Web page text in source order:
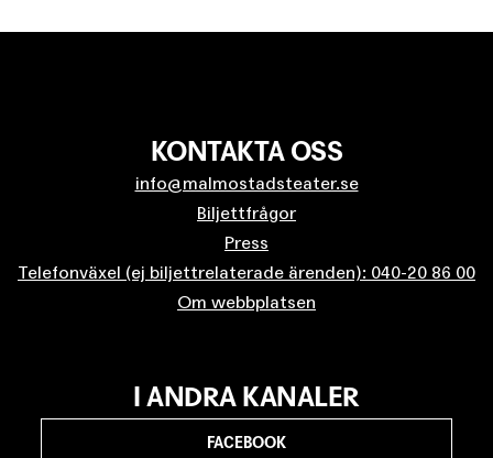
KONTAKTA OSS
info@malmostadsteater.se
Biljettfrågor
Press
Telefonväxel (ej biljettrelaterade ärenden): 040-20 86 00
Om webbplatsen
I ANDRA KANALER
FACEBOOK